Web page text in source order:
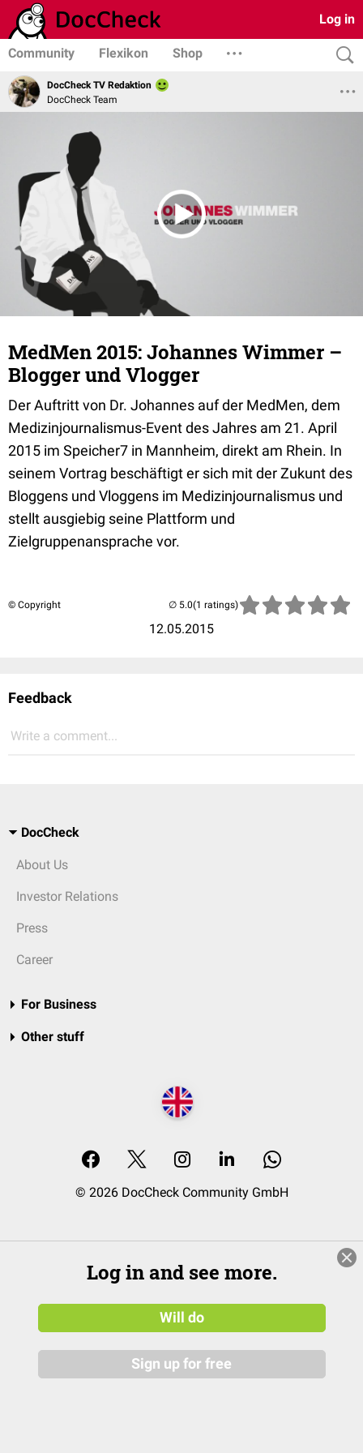
Log in
Community Flexikon Shop
DocCheck TV Redaktion
DocCheck Team
MedMen 2015: Johannes Wimmer –
Blogger und Vlogger
Der Auftritt von Dr. Johannes auf der MedMen, dem
Medizinjournalismus-Event des Jahres am 21. April
2015 im Speicher7 in Mannheim, direkt am Rhein. In
seinem Vortrag beschäftigt er sich mit der Zukunt des
Bloggens und Vloggens im Medizinjournalismus und
stellt ausgiebig seine Plattform und
Zielgruppenansprache vor.
© Copyright
12.05.2015
(1 ratings)
Feedback
Write a comment...
DocCheck
About Us
Investor Relations
Press
Career
For Business
Other stuff
© 2026 DocCheck Community GmbH
Log in and see more.
Will do
Sign up for free